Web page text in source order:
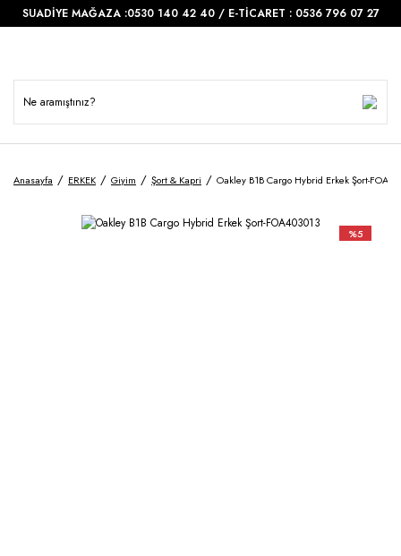
SUADİYE MAĞAZA :0530 140 42 40 / E-TİCARET : 0536 796 07 27
Anasayfa ERKEK Giyim Şort & Kapri Oakley B1B Cargo Hybrid Erkek Şort-
%5